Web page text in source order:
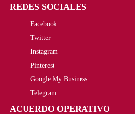
g
l
e
:
REDES SOCIALES
Facebook
Twitter
Instagram
Pinterest
Google My Business
Telegram
ACUERDO OPERATIVO